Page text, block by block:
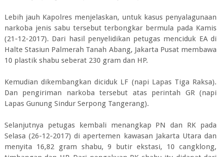
Lebih jauh Kapolres menjelaskan, untuk kasus penyalagunaan
narkoba jenis sabu tersebut terbongkar bermula pada Kamis
(21-12-2017). Dari hasil penyelidikan petugas menciduk EA di
Halte Stasiun Palmerah Tanah Abang, Jakarta Pusat membawa
10 plastik shabu seberat 230 gram dan HP.
Kemudian dikembangkan diciduk LF (napi Lapas Tiga Raksa).
Dan pengiriman narkoba tersebut atas perintah GR (napi
Lapas Gunung Sindur Serpong Tangerang).
Selanjutnya petugas kembali menangkap PN dan RK pada
Selasa (26-12-2017) di apertemen kawasan Jakarta Utara dan
menyita 16,82 gram shabu, 9 butir ekstasi, 10 cangklong,